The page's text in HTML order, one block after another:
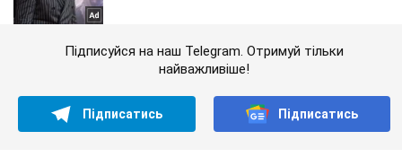
Підписуйся на наш Telegram. Отримуй тільки
найважливіше!
Підписатись Підписатись